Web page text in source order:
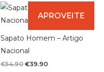
Sapato Homem – Artigo
Nacional
€54.90
O
preço
original
€54.90.
€39.90
preço
atual
€39.90.